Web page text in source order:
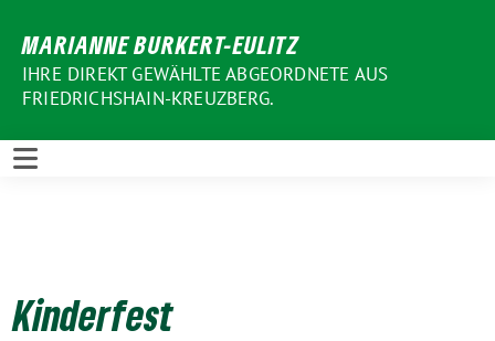
zum
Inhalt
MARIANNE BURKERT-EULITZ
IHRE DIREKT GEWÄHLTE ABGEORDNETE AUS
FRIEDRICHSHAIN-KREUZBERG.
Kinderfest